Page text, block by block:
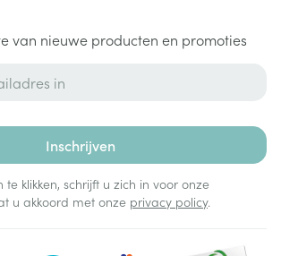
van nieuwe producten en promoties
Inschrijven
te klikken, schrijft u zich in voor onze
u akkoord met onze privacy policy.